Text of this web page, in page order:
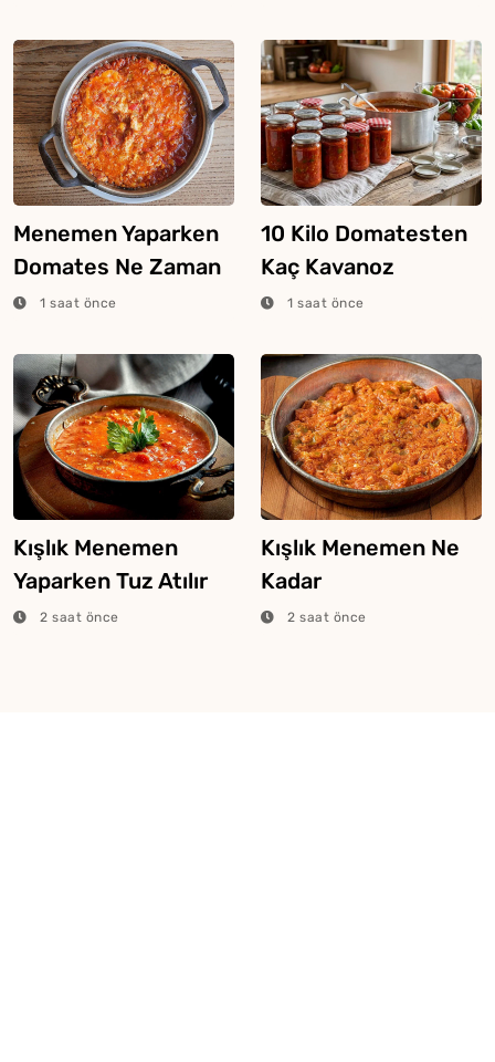
Menemen Yaparken
Domates Ne Zaman
Konur?
1 saat önce
10 Kilo Domatesten
Kaç Kavanoz
Menemen Çıkar?
1 saat önce
Kışlık Menemen
Yaparken Tuz Atılır
Mı?2 saat önce
Kışlık Menemen Ne
Kadar
Kaynatılmalıdır?
2 saat önce